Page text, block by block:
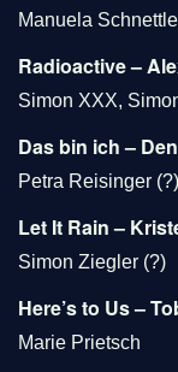
Manuela
Radioactive –
Simon XXX,
Das bin ich –
Petra Reisinger (?)
Let It Rain –
Simon Ziegler (?)
Here’s to Us –
Marie Prietsch